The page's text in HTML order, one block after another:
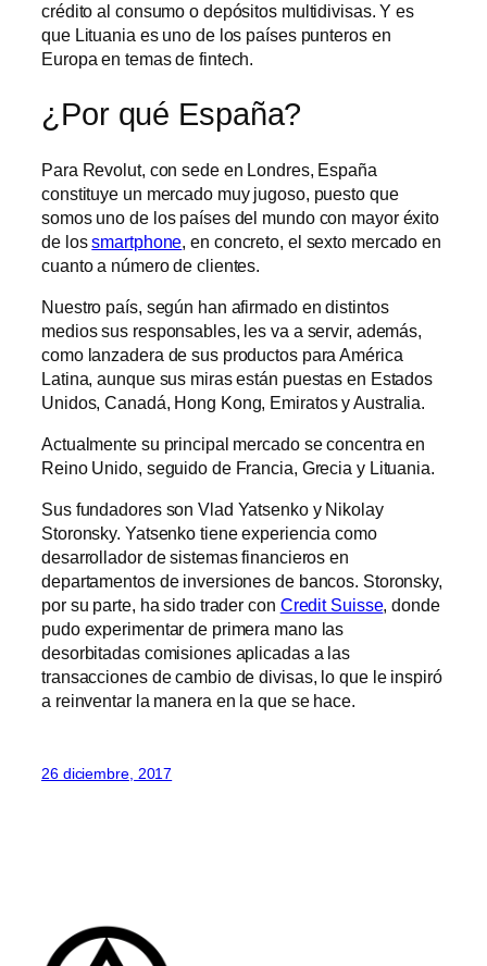
crédito al consumo o depósitos multidivisas. Y es
que Lituania es uno de los países punteros en
Europa en temas de fintech.
¿Por qué España?
Para Revolut, con sede en Londres, España
constituye un mercado muy jugoso, puesto que
somos uno de los países del mundo con mayor éxito
de lossmartphone , en concreto, el sexto mercado en
cuanto a número de clientes.
Nuestro país, según han afirmado en distintos
medios sus responsables, les va a servir, además,
como lanzadera de sus productos para América
Latina, aunque sus miras están puestas en Estados
Unidos, Canadá, Hong Kong, Emiratos y Australia.
Actualmente su principal mercado se concentra en
Reino Unido, seguido de Francia, Grecia y Lituania.
Sus fundadores son Vlad Yatsenko y Nikolay
Storonsky. Yatsenko tiene experiencia como
desarrollador de sistemas financieros en
departamentos de inversiones de bancos. Storonsky,
por su parte, ha sido trader con Credit Suisse, donde
pudo experimentar de primera mano las
desorbitadas comisiones aplicadas a las
transacciones de cambio de divisas, lo que le inspiró
a reinventar la manera en la que se hace.
26 diciembre, 2017